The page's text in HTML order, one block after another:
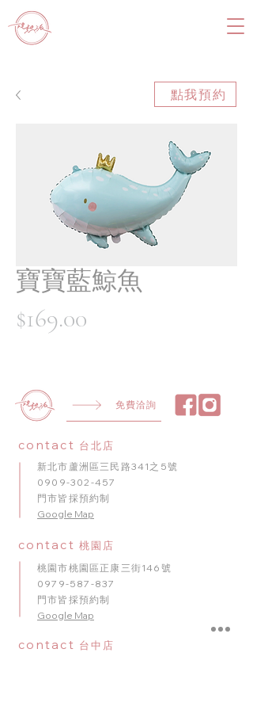
寶寶藍鯨魚
$169.00
點我預約
免費洽詢
contact 台北店
新北市蘆洲區三民路341之5號
0909-302-457
門市皆採預約制
​Google Map
contact 桃園店
桃園市桃園區正康三街146號
0979-587-837
門市皆採預約制
Google Map
contact 台中店